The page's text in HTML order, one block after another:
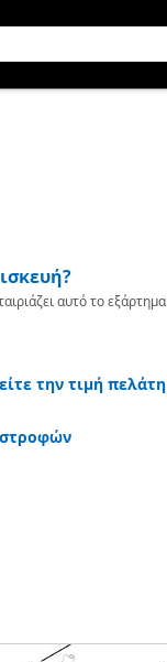
αυτό το
την τιμή